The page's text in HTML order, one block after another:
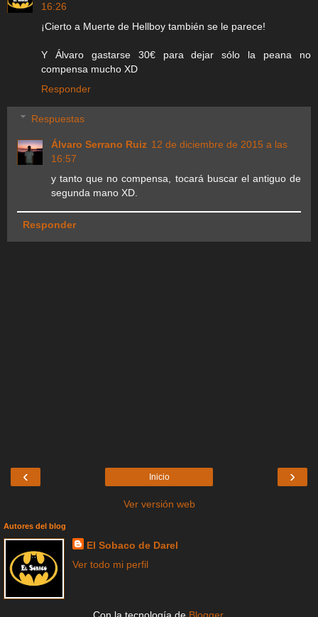
16:26
¡Cierto a Muerte de Hellboy también se le parece!
Y Álvaro gastarse 30€ para dejar sólo la peana no
compensa mucho XD
Responder
Respuestas
Álvaro Serrano Ruiz 12 de diciembre de 2015 a las
16:57
y tanto que no compensa, tocará buscar el antiguo de
segunda mano XD.
Responder
‹ ›
Inicio
Ver versión web
Autores del blog
El Sobaco de Darel
Ver todo mi perfil